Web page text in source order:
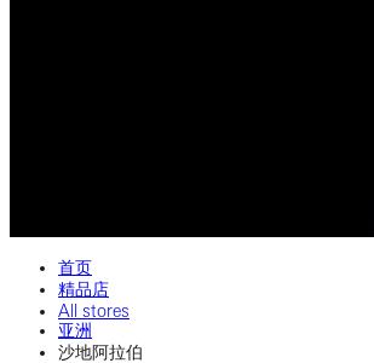
首页
精品店
All stores
亚洲
沙地阿拉伯